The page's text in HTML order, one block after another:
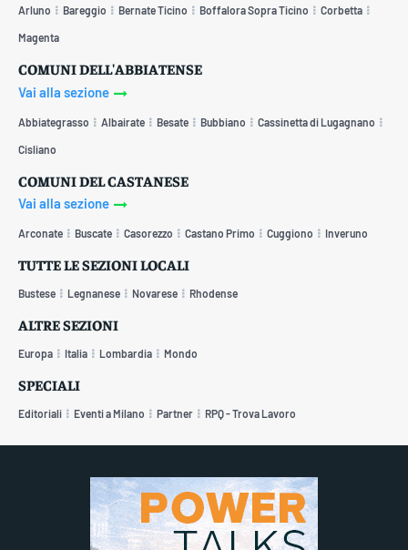
Arluno Bareggio Bernate Ticino Boffalora Sopra Ticino Corbetta
Magenta
COMUNI DELL'ABBIATENSE
Vai alla sezione
Abbiategrasso Albairate Besate Bubbiano Cassinetta di Lugagnano
Cisliano
COMUNI DEL CASTANESE
Vai alla sezione
Arconate Buscate Casorezzo Castano Primo Cuggiono Inveruno
TUTTE LE SEZIONI LOCALI
Bustese Legnanese Novarese Rhodense
ALTRE SEZIONI
Europa Italia Lombardia Mondo
SPECIALI
Editoriali Eventi a Milano Partner RPQ - Trova Lavoro